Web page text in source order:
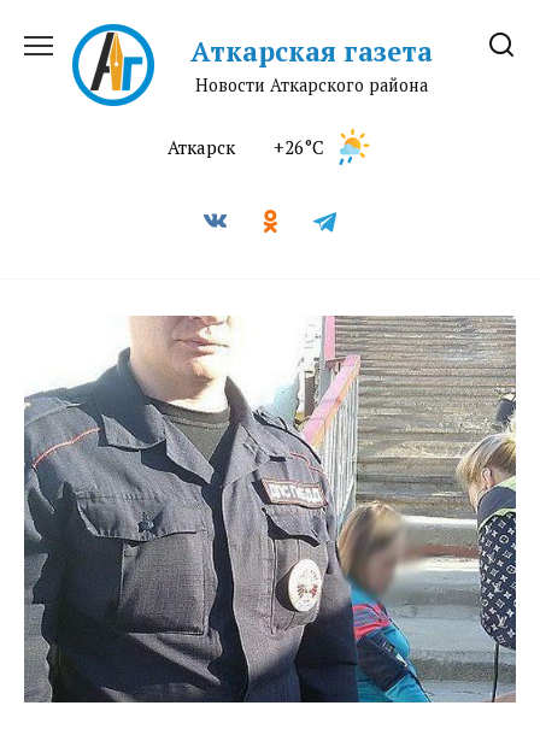
содержанию
Аткарская газета
Новости Аткарского района
Аткарск +26°C